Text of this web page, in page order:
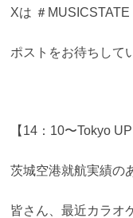
Xは ＃MUSICSTATE
ポストをお待ちして
【14：10〜Tokyo UP
茨城空港就航実績の
皆さん、最近カラオ